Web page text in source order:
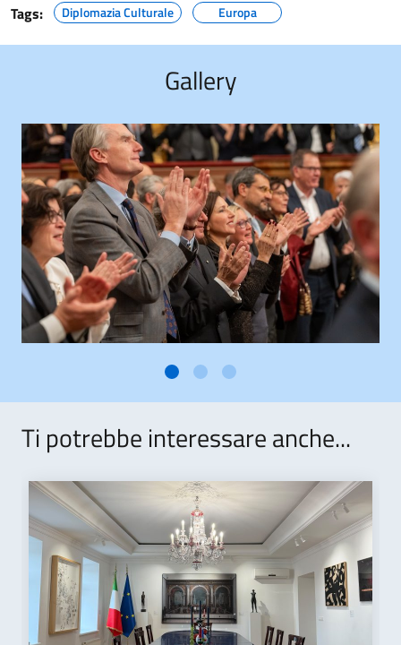
Tags: Diplomazia Culturale Europa
Gallery
Ti potrebbe interessare anche...